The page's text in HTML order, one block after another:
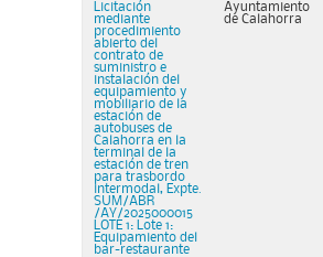
Licitación
mediante
procedimiento
abierto del
contrato de
suministro e
instalación del
equipamiento y
mobiliario de la
estación de
autobuses de
Calahorra en la
terminal de la
estación de tren
para trasbordo
intermodal, Expte.
SUM/ABR
/AY/2025000015
LOTE 1: Lote 1:
Equipamiento del
bar-restaurante
Ayuntamiento
de Calahorra